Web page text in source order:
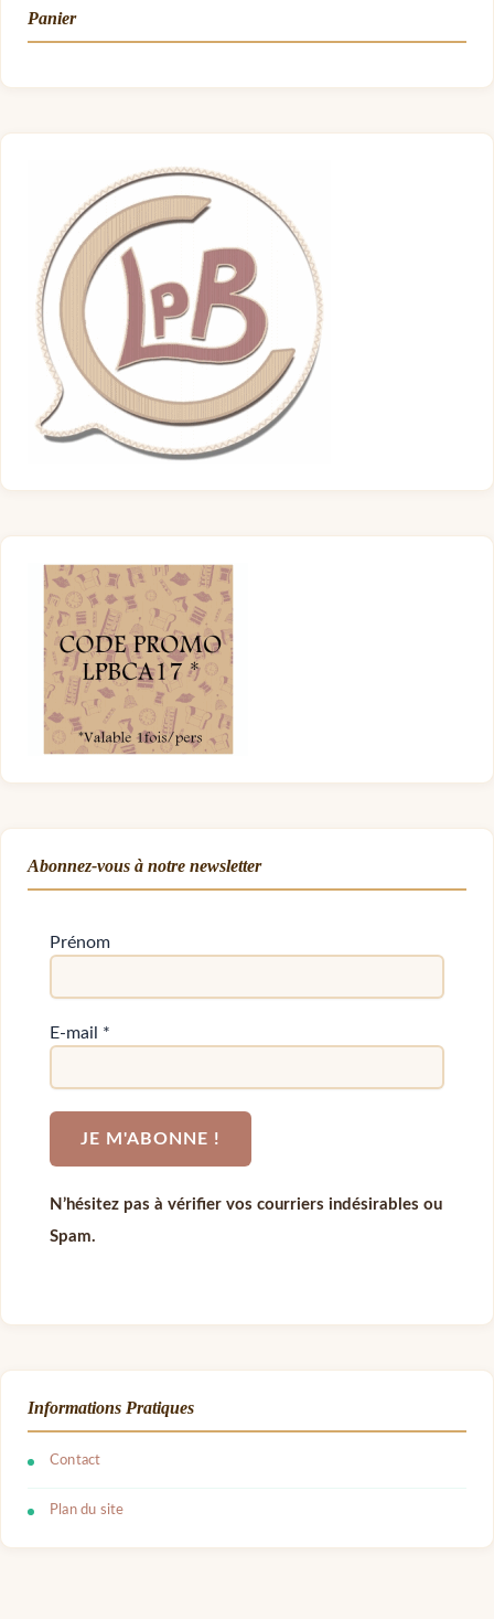
Panier
Abonnez-vous à notre newsletter
Prénom
E-mail *
N’hésitez pas à vérifier vos courriers indésirables ou
Spam.
Informations Pratiques
Contact
Plan du site